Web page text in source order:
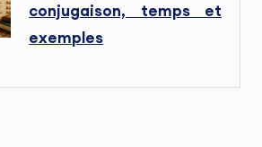
conjugaison, temps et
exemples